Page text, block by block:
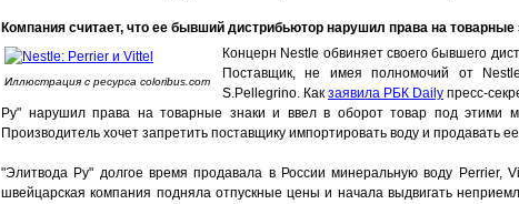
Компания считает, что ее бывший дистрибьютор нарушил права на товарные
Иллюстрация с ресурса coloribus.com
Концерн Nestle обвиняет своего бывшего
Поставщик, не имея полномочий от
S.Pellegrino. Как заявила РБК Daily пресс-
Ру" нарушил права на товарные знаки и ввел в оборот товар под этими
Производитель хочет запретить поставщику импортировать воду и продавать
"Элитвода Ру" долгое время продавала в России минеральную воду Perrier,
швейцарская компания подняла отпускные цены и начала выдвигать